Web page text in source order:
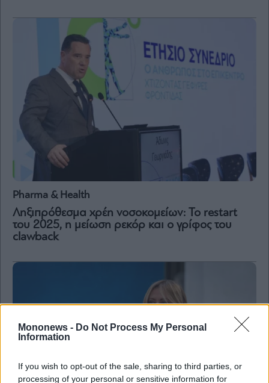
Mononews - Do Not Process My Personal
Information
If you wish to opt-out of the sale, sharing to third parties, or
processing of your personal or sensitive information for
Pharma & Health
Ληξιπρόθεσμα χρέη νοσοκομείων: Το restart
του 2025, η μείωση ρεκόρ και ο γρίφος του
clawback